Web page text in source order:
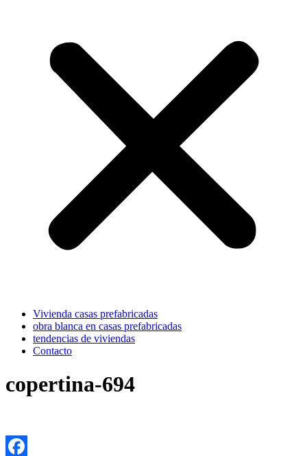
Vivienda casas prefabricadas
obra blanca en casas prefabricadas
tendencias de viviendas
Contacto
copertina-694